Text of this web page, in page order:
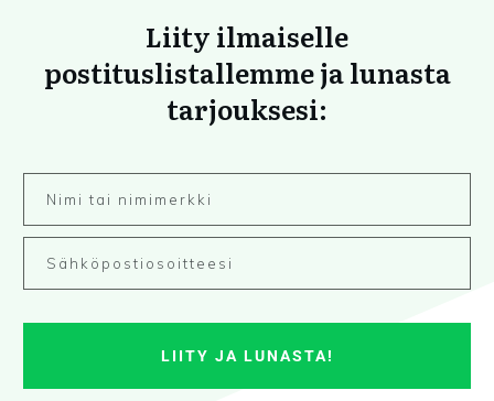
Liity ilmaiselle
postituslistallemme ja lunasta
tarjouksesi:
LIITY JA LUNASTA!